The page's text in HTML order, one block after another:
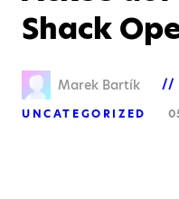
Shack
Marek Bartík
UNCATEGORIZED